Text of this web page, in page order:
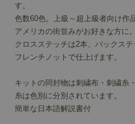
す。
色数60色。上級～超上級者向け作
アメリカの街並みがお好きな方に。
クロスステッチは2本、バックステ
フレンチノットで仕上げます。
キットの同封物は刺繍布・刺繍糸
糸は色別に分別されています。
簡単な日本語解説書付